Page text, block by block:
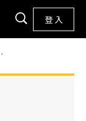
登 入
TENNIS